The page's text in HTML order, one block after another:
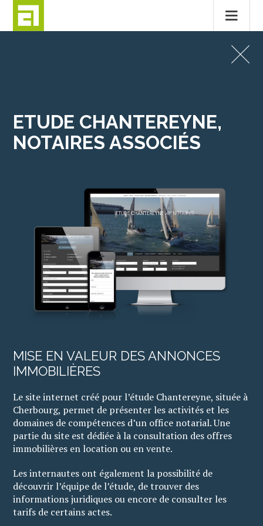
ETUDE CHANTEREYNE,
NOTAIRES ASSOCIÉS
MISE EN VALEUR DES ANNONCES
IMMOBILIÈRES
Le site internet créé pour l’étude Chantereyne, située à
Cherbourg, permet de présenter les activités et les
domaines de compétences d’un office notarial. Une
partie du site est dédiée à la consultation des offres
immobilières en location ou en vente.
Les internautes ont également la possibilité de
découvrir l’équipe de l’étude, de trouver des
informations juridiques ou encore de consulter les
tarifs de certains actes.
MENTIONS LÉGALES CONTACT
© 2026ALTITUDE